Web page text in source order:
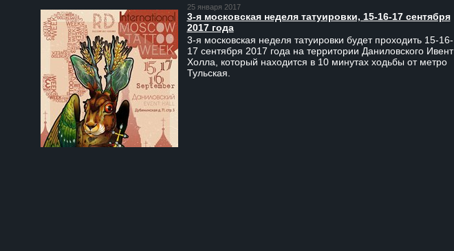
25 января 2017
3-я московская неделя татуировки, 15-16-17 сентября
2017 года
3-я московская неделя татуировки будет проходить 15-16-
17 сентября 2017 года на территории Даниловского Ивент
Холла, который находится в 10 минутах ходьбы от метро
Тульская.